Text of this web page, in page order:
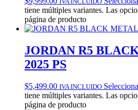
tiene múltiples variantes. Las
página de producto
JORDAN R5
2025 PS
$5,499.00 IVA INCLUIDO
tiene múltiples variantes. Las
página de producto